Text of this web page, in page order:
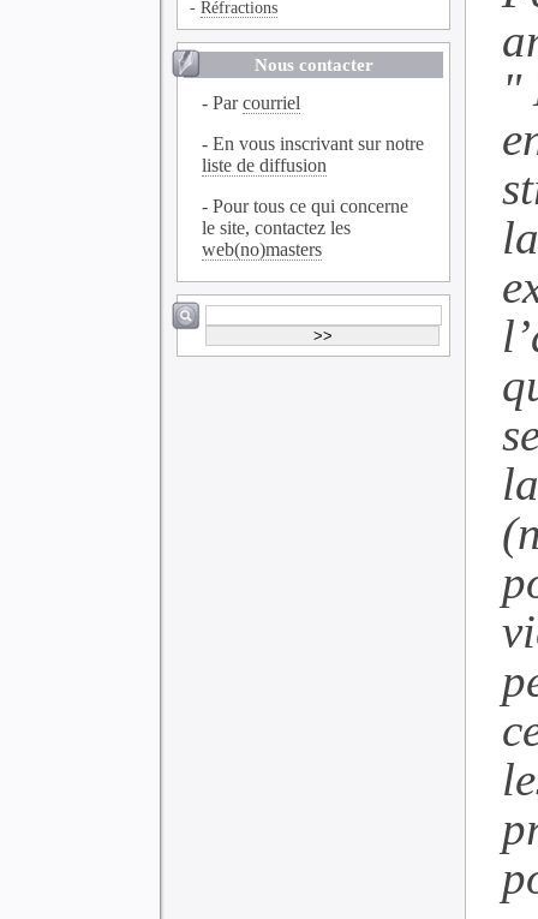
-Réfractions
Nous contacter
- Parcourriel
- En vous inscrivant sur notre
liste de diffusion
- Pour tous ce qui concerne
le site, contactez les
web(no)masters
"